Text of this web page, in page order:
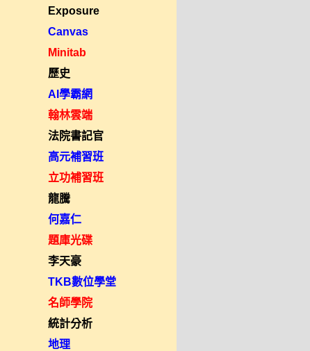
Exposure
Canvas
Minitab
歷史
AI學霸網
翰林雲端
法院書記官
高元補習班
立功補習班
龍騰
何嘉仁
題庫光碟
李天豪
TKB數位學堂
名師學院
統計分析
地理